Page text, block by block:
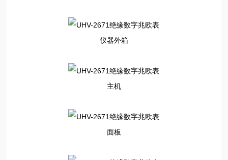
仪器外箱
主机
面板